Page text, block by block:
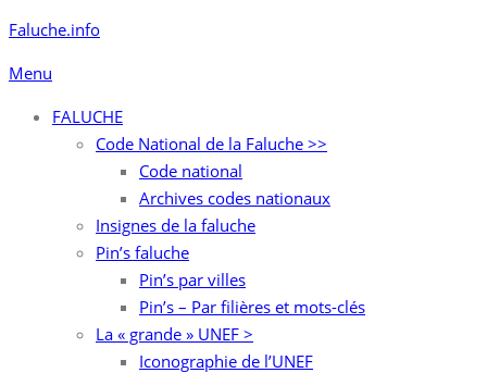
Aller
contenu
Faluche.info
Menu
FALUCHE
Code National de la Faluche >>
Code national
Archives codes nationaux
Insignes de la faluche
Pin’s faluche
Pin’s par villes
Pin’s – Par filières et mots-clés
La « grande » UNEF >
Iconographie de l’UNEF